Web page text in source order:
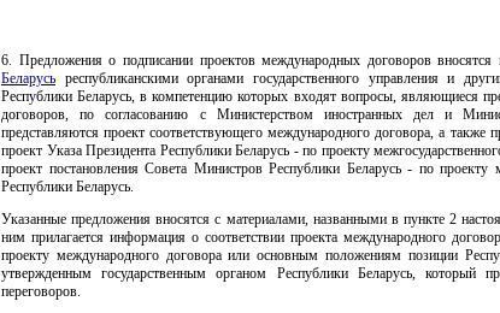
6. Предложения о подписании проектов международных договоров вносятся
Беларусь республиканскими органами государственного управления и
Республики Беларусь, в компетенцию которых входят вопросы, являющиеся
договоров, по согласованию с Министерством иностранных дел и
представляются проект соответствующего международного договора, а также
проект Указа Президента Республики Беларусь - по проекту
проект постановления Совета Министров Республики Беларусь - по проекту
Республики Беларусь.
Указанные предложения вносятся с материалами, названными в пункте 2
ним прилагается информация о соответствии проекта международного
проекту международного договора или основным положениям позиции
утвержденным государственным органом Республики Беларусь, который
переговоров.